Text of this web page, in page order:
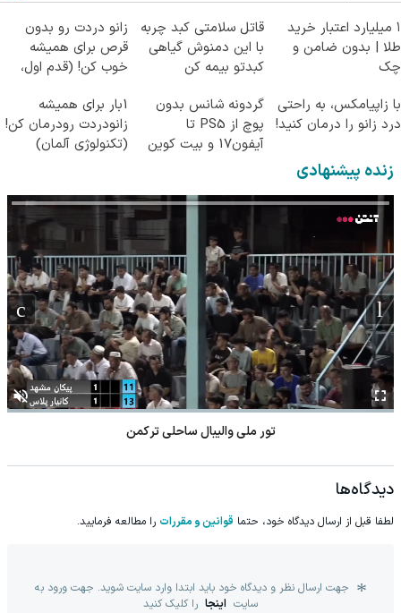
۱ میلیارد اعتبار خرید
طلا | بدون ضامن و
چک
قاتل سلامتی کبد چربه
با این دمنوش گیاهی
کبدتو بیمه کن
زانو دردت رو بدون
قرص برای همیشه
خوب کن! (قدم اول،
با زاپیامکس، به راحتی
درد زانو را درمان کنید!
گردونه شانس بدون
پوچ از PS5 تا
آیفون17 و بیت کوین
1بار برای همیشه
زانودردت رودرمان کن!
(تکنولوژی آلمان)
زنده پیشنهادی
تور ملی والیبال ساحلی ترکمن
دیدگاه‌ها
لطفا قبل از ارسال دیدگاه خود، حتما قوانین و مقررات را مطالعه فرمایید.
جهت ارسال نظر و دیدگاه خود باید ابتدا وارد سایت شوید. جهت ورود به
سایت اینجا را کلیک کنید